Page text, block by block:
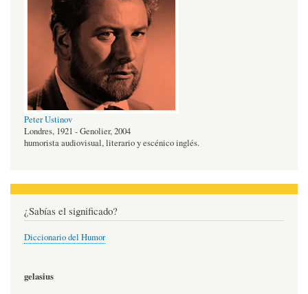
Peter Ustinov
Londres, 1921 - Genolier, 2004
humorista audiovisual, literario y escénico inglés.
¿Sabías el significado?
Diccionario del Humor
gelasius